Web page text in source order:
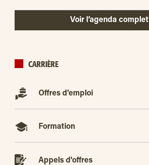
Voir l’agenda complet
CARRIÈRE
Offres d'emploi
Formation
Appels d'offres